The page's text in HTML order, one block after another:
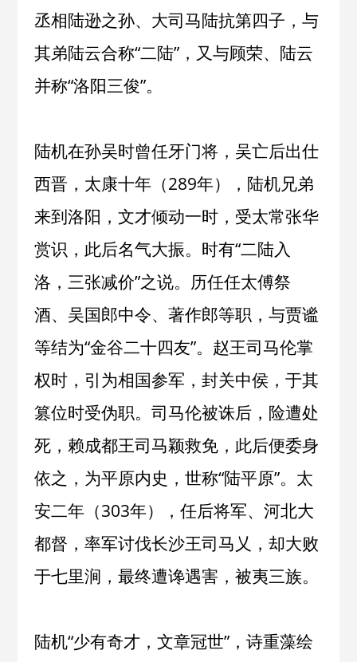
丞相陆逊之孙、大司马陆抗第四子，与
其弟陆云合称“二陆”，又与顾荣、陆云
并称“洛阳三俊”。
陆机在孙吴时曾任牙门将，吴亡后出仕
西晋，太康十年（289年），陆机兄弟
来到洛阳，文才倾动一时，受太常张华
赏识，此后名气大振。时有“二陆入
洛，三张减价”之说。历任任太傅祭
酒、吴国郎中令、著作郎等职，与贾谧
等结为“金谷二十四友”。赵王司马伦掌
权时，引为相国参军，封关中侯，于其
篡位时受伪职。司马伦被诛后，险遭处
死，赖成都王司马颖救免，此后便委身
依之，为平原内史，世称“陆平原”。太
安二年（303年），任后将军、河北大
都督，率军讨伐长沙王司马乂，却大败
于七里涧，最终遭谗遇害，被夷三族。
陆机“少有奇才，文章冠世”，诗重藻绘